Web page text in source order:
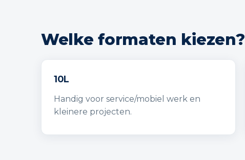
Welke formaten kiezen?
10L
Handig voor service/mobiel werk en
kleinere projecten.